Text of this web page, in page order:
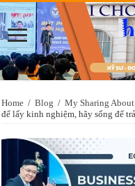
Home / Blog / My Sharing
để lấy kinh nghiệm, hãy sống để